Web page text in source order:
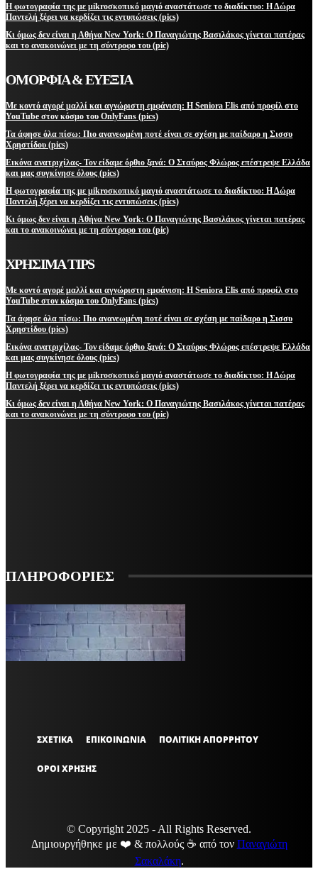
Η φωτογραφία της με μikroσκοπικό μαγιό αναστάτωσε το διαδίκτυο: Η Δώρα
Παντελή ξέρει να κερδίζει τις εντυπώσεις (pics)
Κι όμως δεν είναι η Αθήνα New York: Ο Παναγιώτης Βασιλάκος γίνεται πατέρας
και το ανακοινώνει με τη σύντροφο του (pic)
ΟΜΟΡΦΙΑ & ΕΥΕΞΙΑ
Με κοντό αγορέ μαλλί και αγνώριστη εμφάνιση: Η Seniora Elis από προφίλ στο
YouTube στον κόσμο του OnlyFans (pics)
Τα άφησε όλα πίσω: Πιο ανανεωμένη ποτέ είναι σε σχέση με παίδαρο η Σισσυ
Χρηστίδου (pics)
Εικόνα ανατριχίλας- Τον είδαμε όρθιο ξανά: Ο Σταύρος Φλώρος επέστρεψε Ελλάδα
και μας συγκίνησε όλους (pics)
Η φωτογραφία της με μikroσκοπικό μαγιό αναστάτωσε το διαδίκτυο: Η Δώρα
Παντελή ξέρει να κερδίζει τις εντυπώσεις (pics)
Κι όμως δεν είναι η Αθήνα New York: Ο Παναγιώτης Βασιλάκος γίνεται πατέρας
και το ανακοινώνει με τη σύντροφο του (pic)
ΧΡΗΣΙΜΑ TIPS
Με κοντό αγορέ μαλλί και αγνώριστη εμφάνιση: Η Seniora Elis από προφίλ στο
YouTube στον κόσμο του OnlyFans (pics)
Τα άφησε όλα πίσω: Πιο ανανεωμένη ποτέ είναι σε σχέση με παίδαρο η Σισσυ
Χρηστίδου (pics)
Εικόνα ανατριχίλας- Τον είδαμε όρθιο ξανά: Ο Σταύρος Φλώρος επέστρεψε Ελλάδα
και μας συγκίνησε όλους (pics)
Η φωτογραφία της με μikroσκοπικό μαγιό αναστάτωσε το διαδίκτυο: Η Δώρα
Παντελή ξέρει να κερδίζει τις εντυπώσεις (pics)
Κι όμως δεν είναι η Αθήνα New York: Ο Παναγιώτης Βασιλάκος γίνεται πατέρας
και το ανακοινώνει με τη σύντροφο του (pic)
ΠΛΗΡΟΦΟΡΙΕΣ
VARiEMAi
OFFICIAL
ΣΧΕΤΙΚΑ ΕΠΙΚΟΙΝΩΝΙΑ ΠΟΛΙΤΙΚΗ ΑΠΟΡΡΗΤΟΥ
ΟΡΟΙ ΧΡΗΣΗΣ
© Copyright 2025 - All Rights Reserved.
Δημιουργήθηκε με ❤️ & πολλούς ☕ από τον Παναγιώτη
Σακαλάκη.